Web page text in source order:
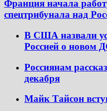
Франция начала
спецтрибунала над
В США назвали
Россией о новом
Россиянам
декабря
Майк Тайсон